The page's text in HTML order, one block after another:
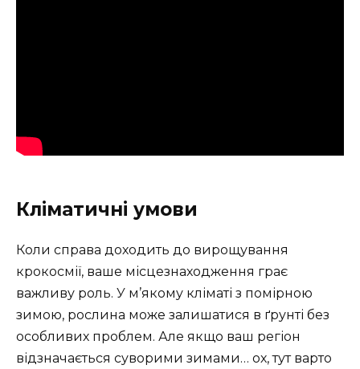
Кліматичні умови
Коли справа доходить до вирощування
крокосмії, ваше місцезнаходження грає
важливу роль. У м’якому кліматі з помірною
зимою, рослина може залишатися в ґрунті без
особливих проблем. Але якщо ваш регіон
відзначається суворими зимами… ох, тут варто